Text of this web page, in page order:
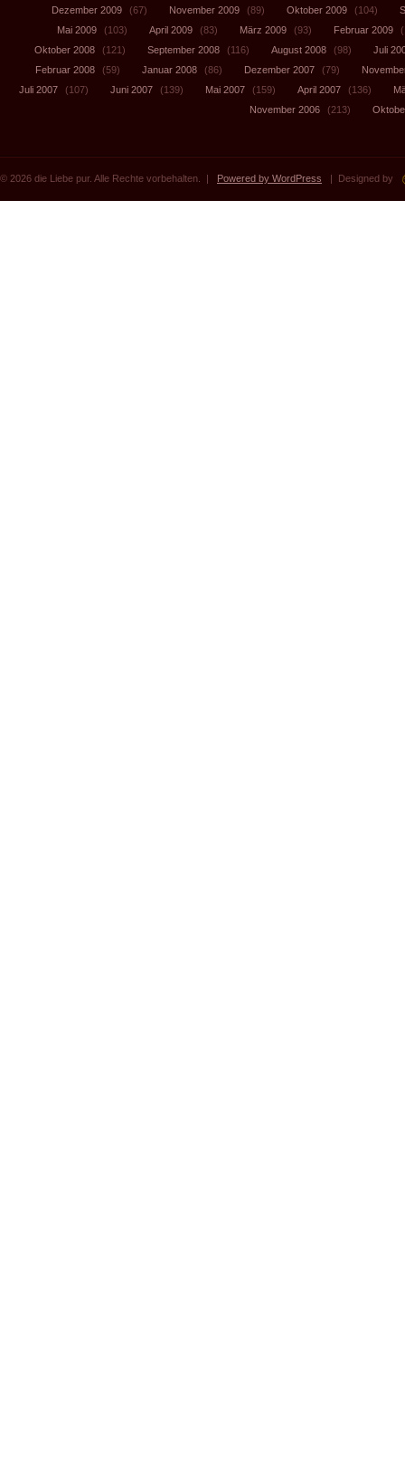
Dezember 2009
(67) November 2009 (89) Oktober 2009 (104)
Mai 2009
(103) April 2009 (83) März 2009 (93) Februar 2009
Oktober 2008
(121) September 2008 (116) August 2008 (98)
Juli
Februar 2008
(59) Januar 2008 (86) Dezember 2007 (79)
Juli 2007
(107) Juni 2007 (139) Mai 2007 (159) April 2007 (136)
November 2006
(213)
© 2026 die Liebe pur. Alle Rechte vorbehalten. | Powered by WordPress | Designed by